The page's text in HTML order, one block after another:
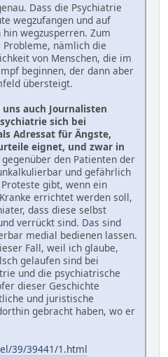
Dass die Psychiatrie
wegzufangen und auf
wegzusperren. Zum
nämlich die
von Menschen, die im
beginnen, der dann aber
übersteigt.
auch Journalisten
sich bei
Adressat für Ängste,
eignet, und zwar in
den Patienten der
und gefährlich
gibt, wenn ein
errichtet werden soll,
dass diese selbst
verrückt sind. Das sind
medial bedienen lassen.
Fall, weil ich glaube,
gelaufen sind bei
und die psychiatrische
dieser Geschichte
und juristische
gebracht haben, wo er
39/39441/1.html